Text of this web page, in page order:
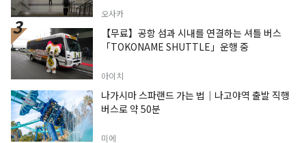
오사카
【무료】공항 섬과 시내를 연결하는 셔틀 버스
「TOKONAME SHUTTLE」운행 중
아이치
나가시마 스파랜드 가는 법｜나고야역 출발 직행
버스로 약 50분
미에